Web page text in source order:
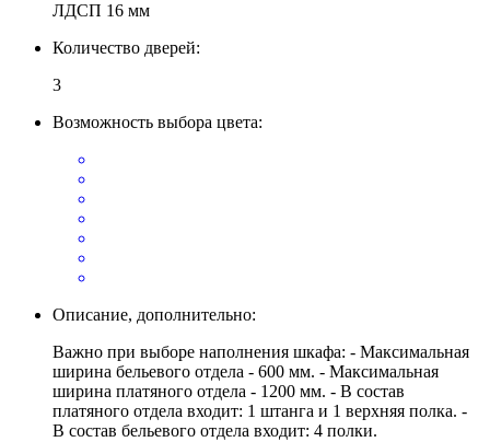
ЛДСП 16 мм
Количество дверей:
3
Возможность выбора цвета:
Описание, дополнительно:
Важно при выборе наполнения шкафа: - Максимальная
ширина бельевого отдела - 600 мм. - Максимальная
ширина платяного отдела - 1200 мм. - В состав
платяного отдела входит: 1 штанга и 1 верхняя полка. -
В состав бельевого отдела входит: 4 полки.